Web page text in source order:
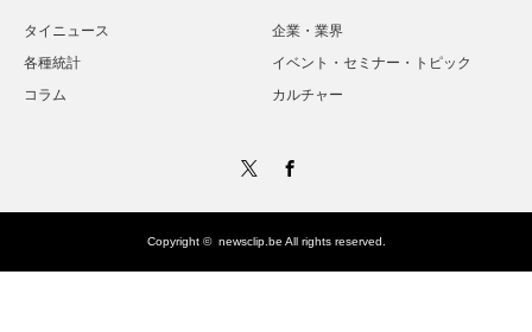
タイニュース
企業・業界
各種統計
イベント・セミナー・トピック
コラム
カルチャー
Copyright © newsclip.be All rights reserved.